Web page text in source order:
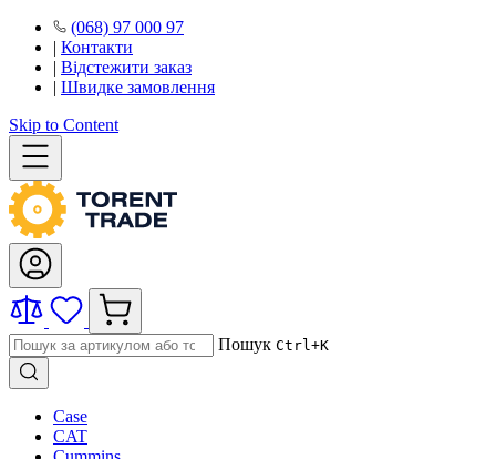
(068) 97 000 97
| Контакти
| Відстежити заказ
| Швидке замовлення
Skip to Content
Пошук Ctrl+K
Case
CAT